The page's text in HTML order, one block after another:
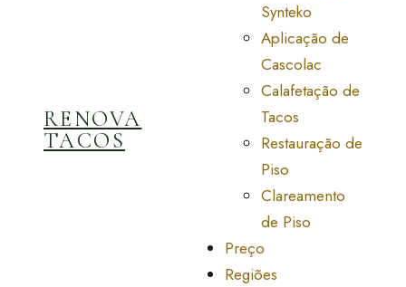
RENOVA
TACOS
Synteko
Aplicação de
Cascolac
Calafetação de
Tacos
Restauração de
Piso
Clareamento
de Piso
Preço
Regiões